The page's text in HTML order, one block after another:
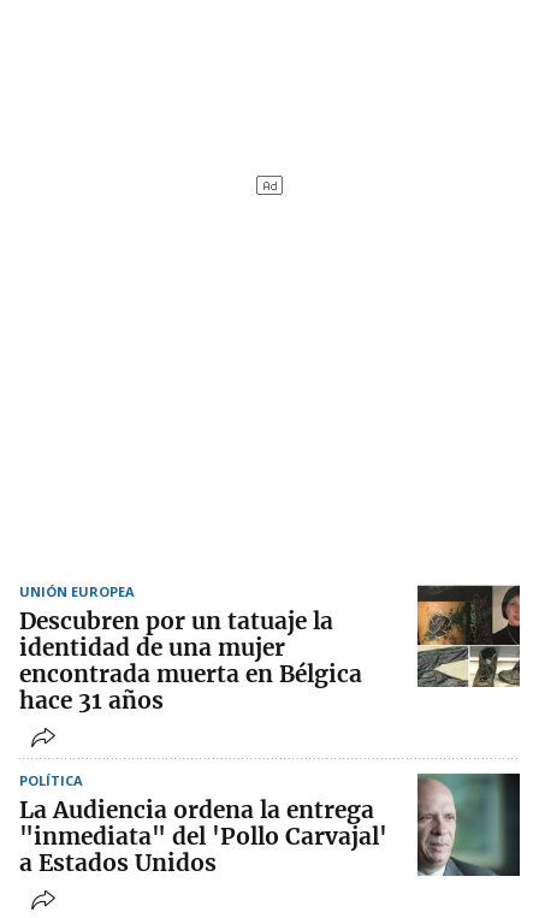
UNIÓN EUROPEA
Descubren por un tatuaje la
identidad de una mujer
encontrada muerta en Bélgica
hace 31 años
POLÍTICA
La Audiencia ordena la entrega
"inmediata" del 'Pollo Carvajal'
a Estados Unidos